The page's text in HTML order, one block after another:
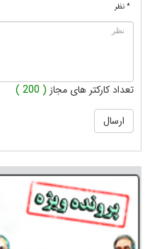
* نظر
تعداد کارکتر های مجاز ( 200 )